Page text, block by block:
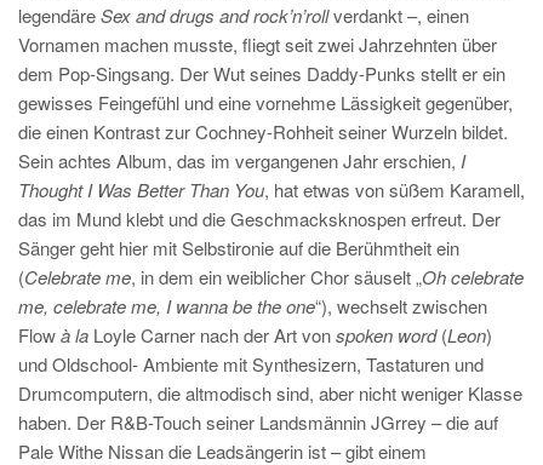
legendäreSex and drugs and rock’n’rollverdankt –, einen
Vornamen machen musste, fliegt seit zwei Jahrzehnten über
dem Pop-Singsang. Der Wut seines Daddy-Punks stellt er ein
gewisses Feingefühl und eine vornehme Lässigkeit gegenüber,
die einen Kontrast zur Cochney-Rohheit seiner Wurzeln bildet.
Sein achtes Album, das im vergangenen Jahr erschien, I
Thought I Was Better Than You, hat etwas von süßem Karamell,
das im Mund klebt und die Geschmacksknospen erfreut. Der
Sänger geht hier mit Selbstironie auf die Berühmtheit ein
(Celebrate me, in dem ein weiblicher Chor säuselt „Oh celebrate
me, celebrate me, I wanna be the one“), wechselt zwischen
Flowà la Loyle Carner nach der Art vonspoken word(Leon)
und Oldschool- Ambiente mit Synthesizern, Tastaturen und
Drumcomputern, die altmodisch sind, aber nicht weniger Klasse
haben. Der R&B-Touch seiner Landsmännin JGrrey – die auf
Pale Withe Nissan die Leadsängerin ist – gibt einem